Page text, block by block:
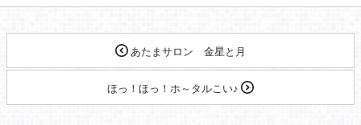
あたまサロン 金星と月
ほっ！ほっ！ホ～タルこい♪